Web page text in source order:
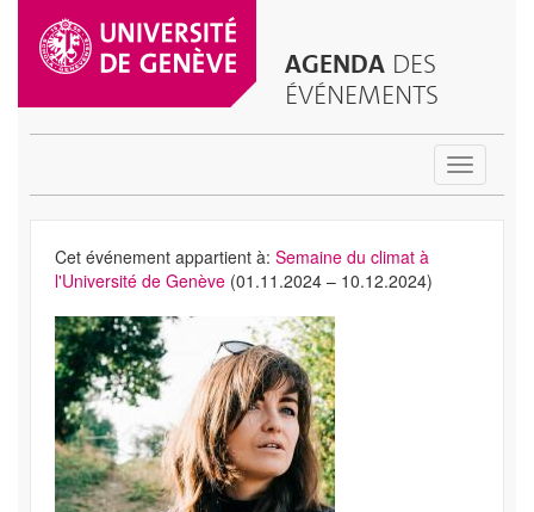
AGENDA DES
ÉVÉNEMENTS
Toggle
Cet événement appartient à: Semaine du climat à
l'Université de Genève (01.11.2024 – 10.12.2024)